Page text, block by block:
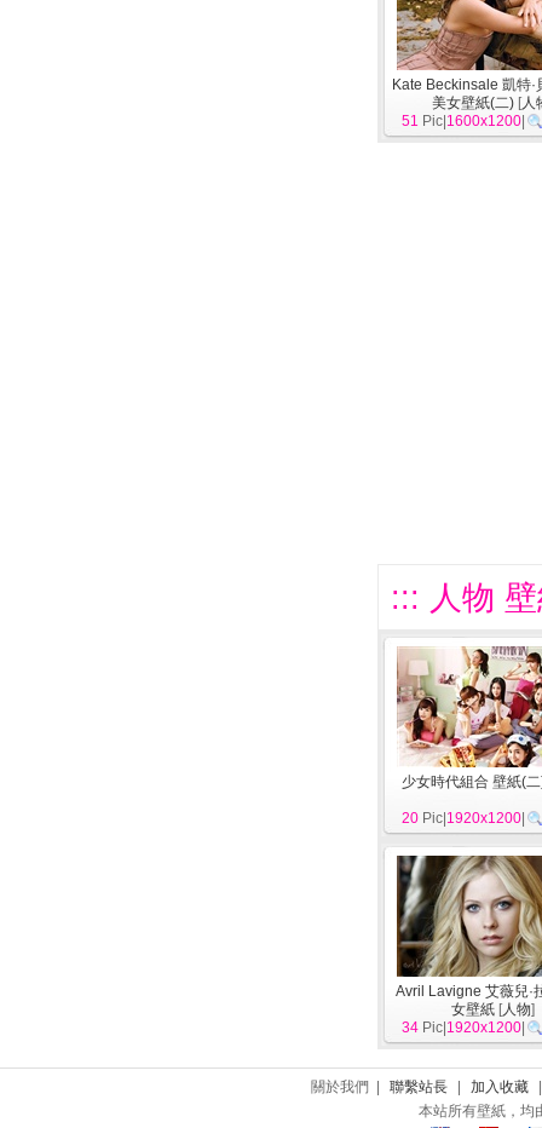
Kate Beckinsale 凱特·
美女壁紙(二) [人
51 Pic| 1600x1200
::: 人物
少女時代組合 壁紙(
20 Pic| 1920x1200
Avril Lavigne 艾薇兒·
女壁紙 [人物]
34 Pic| 1920x1200
關於我們 | 聯繫站長 加入收藏
本站所有壁紙，均